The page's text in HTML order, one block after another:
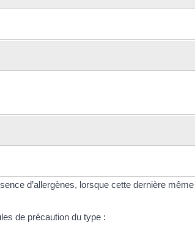
d’allergènes, lorsque cette dernière
de précaution du type :